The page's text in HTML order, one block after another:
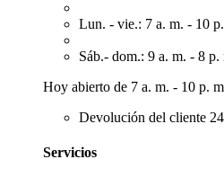
Lun. - vie.: 7 a. m. - 10
Sáb.- dom.: 9 a. m. - 8 p.
Hoy abierto de 7 a. m. - 10 p.
Devolución del cliente
Servicios